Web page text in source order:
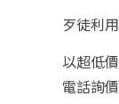
歹徒利
以超低
電話詢